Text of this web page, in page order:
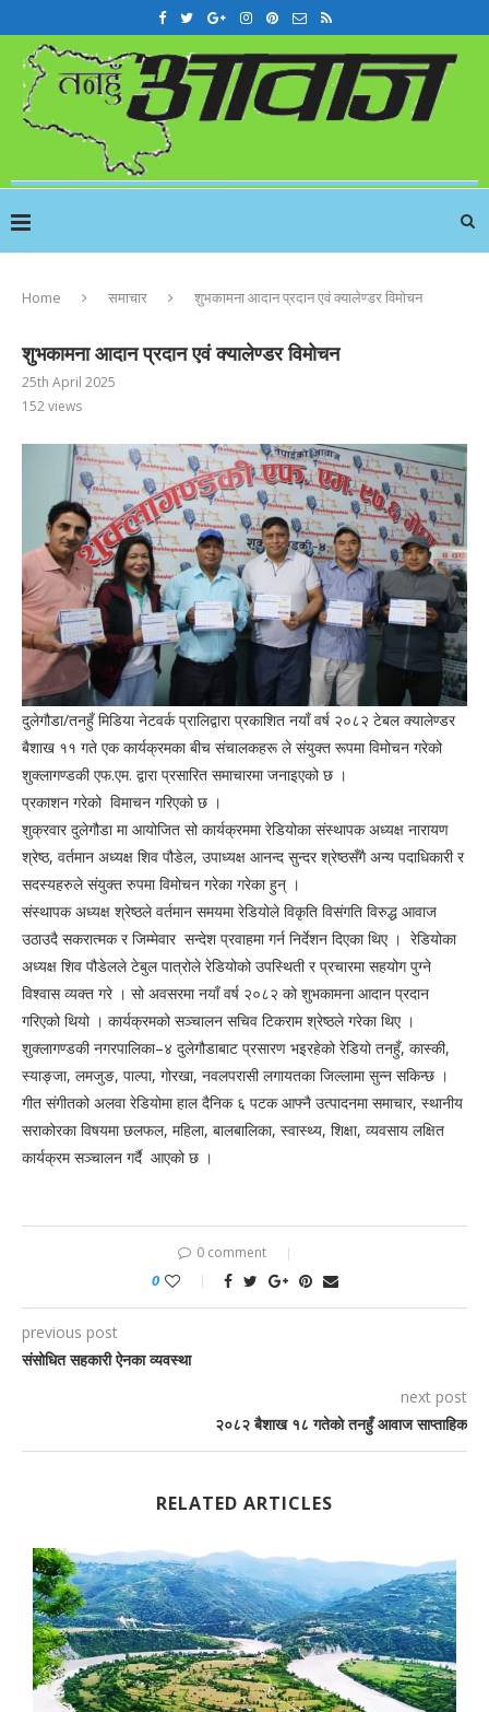
Home समाचार शुभकामना आदान प्रदान एवं क्यालेण्डर विमोचन
शुभकामना आदान प्रदान एवं क्यालेण्डर विमोचन
25th April 2025
152views
दुलेगौडा/तनहुँ मिडिया नेटवर्क प्रालिद्वारा प्रकाशित नयाँ वर्ष २०८२ टेबल क्यालेण्डर
बैशाख ११ गते एक कार्यक्रमका बीच संचालकहरू ले संयुक्त रूपमा विमोचन गरेको
शुक्लागण्डकी एफ.एम. द्वारा प्रसारित समाचारमा जनाइएको छ ।
प्रकाशन गरेको विमाचन गरिएको छ ।
शुक्रवार दुलेगौडा मा आयोजित सो कार्यक्रममा रेडियोका संस्थापक अध्यक्ष नारायण
श्रेष्ठ, वर्तमान अध्यक्ष शिव पौडेल, उपाध्यक्ष आनन्द सुन्दर श्रेष्ठसँगै अन्य पदाधिकारी र
सदस्यहरुले संयुक्त रुपमा विमोचन गरेका गरेका हुन् ।
संस्थापक अध्यक्ष श्रेष्ठले वर्तमान समयमा रेडियोले विकृति विसंगति विरुद्ध आवाज
उठाउदै सकरात्मक र जिम्मेवार सन्देश प्रवाहमा गर्न निर्देशन दिएका थिए । रेडियोका
अध्यक्ष शिव पौडेलले टेबुल पात्रोले रेडियोको उपस्थिती र प्रचारमा सहयोग पुग्ने
विश्वास व्यक्त गरे । सो अवसरमा नयाँ वर्ष २०८२ को शुभकामना आदान प्रदान
गरिएको थियो । कार्यक्रमको सञ्चालन सचिव टिकराम श्रेष्ठले गरेका थिए ।
शुक्लागण्डकी नगरपालिका–४ दुलेगौडाबाट प्रसारण भइरहेको रेडियो तनहुँ, कास्की,
स्याङ्जा, लमजुङ, पाल्पा, गोरखा, नवलपरासी लगायतका जिल्लामा सुन्न सकिन्छ ।
गीत संगीतको अलवा रेडियोमा हाल दैनिक ६ पटक आफ्नै उत्पादनमा समाचार, स्थानीय
सराकोरका विषयमा छलफल, महिला, बालबालिका, स्वास्थ्य, शिक्षा, व्यवसाय लक्षित
कार्यक्रम सञ्चालन गर्दै आएको छ ।
0 comment
0
previous post
संसोधित सहकारी ऐनका व्यवस्था
next post
२०८२ बैशाख १८ गतेकाे तनहुँ आवाज साप्ताहिक
RELATED ARTICLES